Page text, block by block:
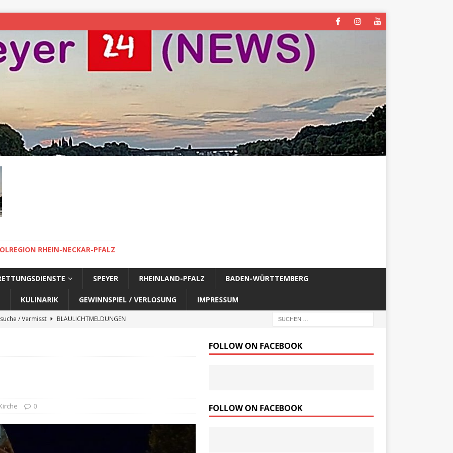
RHEIN-NECKAR-PFALZ
SPEYER RHEINLAND-PFALZ BADEN-WÜRTTEMBERG
KULINARIK GEWINNSPIEL / VERLOSUNG IMPRESSUM
/ Vermisst
BLAULICHTMELDUNGEN
/ Vermisst
/ Vermisst
/ Öffentlichkeitsfahndung
BLAULICHTMELDUNGEN
0
FOLLOW ON FACEBOOK
FOLLOW ON FACEBOOK